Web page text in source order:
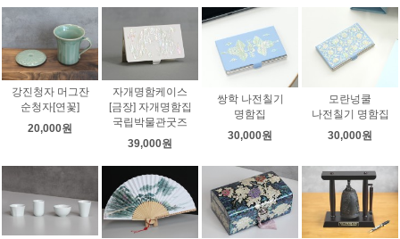
강진청자 머그잔
순청자[연꽃]
20,000원
자개명함케이스
[금장] 자개명함집
국립박물관굿즈
39,000원
쌍학 나전칠기
명함집
30,000원
모란넝쿨
나전칠기 명함집
30,000원